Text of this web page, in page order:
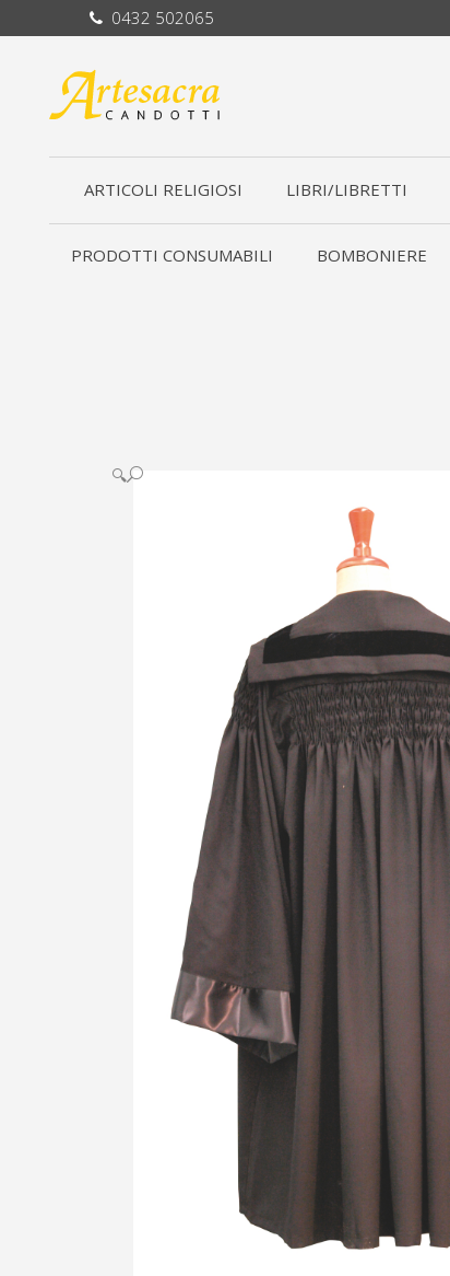
0432 502065
ARTICOLI RELIGIOSI LIBRI/LIBRETTI
PRODOTTI CONSUMABILI BOMBONIERE
🔍